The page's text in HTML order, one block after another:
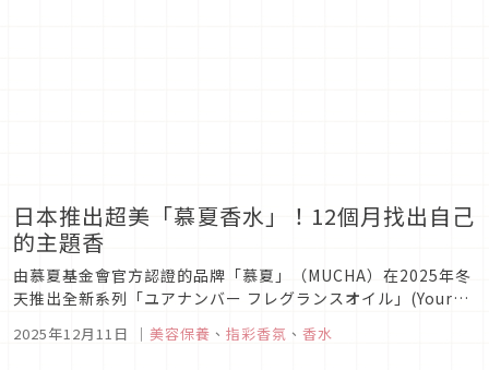
日本推出超美「慕夏香水」！12個月找出自己
的主題香
由慕夏基金會官方認證的品牌「慕夏」（MUCHA）在2025年冬
天推出全新系列「ユアナンバー フレグランスオイル」(Your
12款滾珠香水，集合氣質與優雅於一身，趕緊來仔細瞧瞧！
2025年12月11日 ｜ 美容保養 、 指彩香氛 、 香水